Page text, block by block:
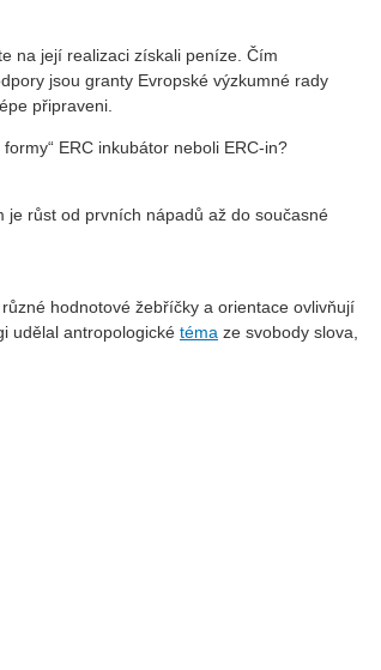
na její realizaci získali peníze. Čím
jsou granty Evropské výzkumné rady
připraveni.
ERC inkubátor neboli ERC-in?
je růst od prvních nápadů až do současné
hodnotové žebříčky a orientace ovlivňují
udělal antropologické téma ze svobody slova,